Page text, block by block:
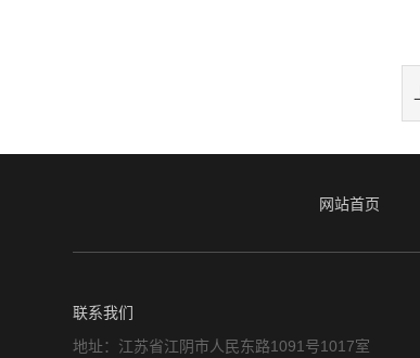
网站首页
联系我们
地址：江苏省江阴市人民东路1091号1017室